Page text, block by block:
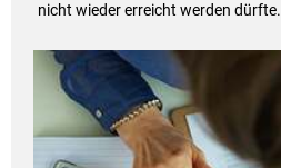
nicht wieder erreicht werden dürfte.